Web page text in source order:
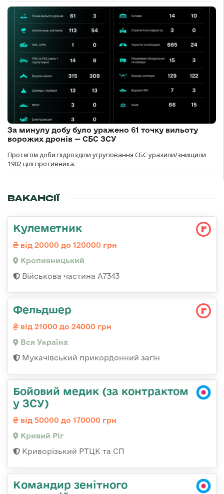
За минулу добу було уражено 61 точку вильоту
ворожих дронів — СБС ЗСУ
Протягом доби підрозділи угруповання СБС уразили/знищили
1902 цілі противника.
ВАКАНСІЇ
Кулеметник
від 20000 до 120000 грн
Кропивницький
Військова частина А7343
Фельдшер
від 21000 до 24000 грн
Вся Україна
Мукачівський прикордонний загін
Бойовий медик (за контрактом
у ЗСУ)
від 50000 до 170000 грн
Кривий Ріг
Криворізький РТЦК та СП
Командир зенітного